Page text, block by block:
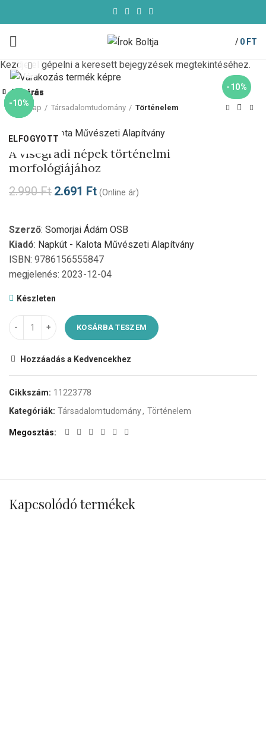
/ 0 FT
-10%
Click to enlarge
Kezdőlap Társadalomtudomány Történelem
Napkút - Kalota Művészeti Alapítvány
A visegrádi népek történelmi
morfológiájához
2.990Ft 2.691 Ft (Online ár)
Szerző: Somorjai Ádám OSB
Kiadó: Napkút - Kalota Művészeti Alapítvány
ISBN: 9786156555847
megjelenés: 2023-12-04
Készleten
KOSÁRBA TESZEM
Hozzáadás a Kedvencekhez
Cikkszám: 11223778
Kategóriák: Társadalomtudomány, Történelem
Megosztás
Kapcsolódó termékek
-10%
ELFOGYOTT
Bezárás
-10%
ELFOGYOTT
Bezárás
-10%
ELFOGYOTT
Bezárás
-10%
Bezárás
-10%
ELFOGYOTT
Bezárás
-10%
Bezárás
-10%
ELFOGYOTT
Bezárás
-10%
Bezárás
Kezdje el gépelni a keresett bejegyzések megtekintéséhez.